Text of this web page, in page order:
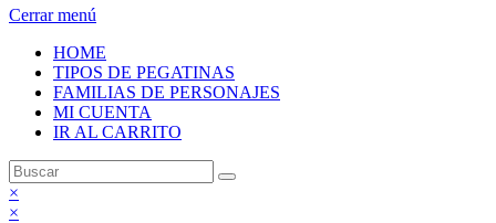
Cerrar menú
HOME
TIPOS DE PEGATINAS
FAMILIAS DE PERSONAJES
MI CUENTA
IR AL CARRITO
×
×